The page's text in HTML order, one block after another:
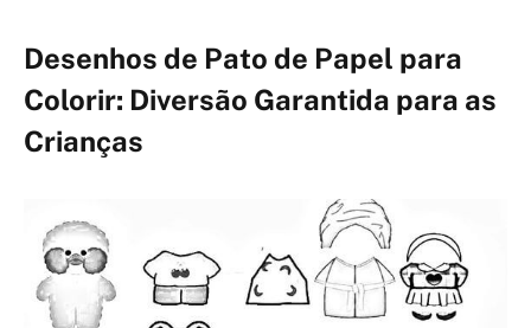
Desenhos de Pato de Papel para
Colorir: Diversão Garantida para as
Crianças